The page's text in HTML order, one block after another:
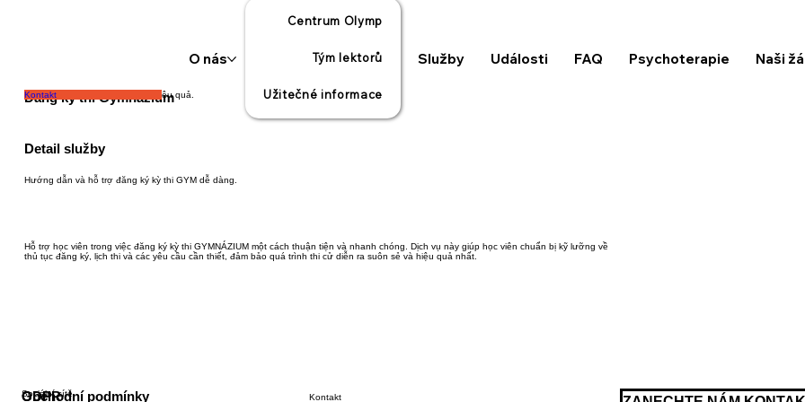
O nás
Centrum Olymp
Tým lektorů
Užitečné informace
Služby Události FAQ Psychoterapie Naši
Đăng ký thi Gymnázium
Đăng ký thi GYM thuận tiện và hiệu quả.
Kontakt
Detail služby
Hướng dẫn và hỗ trợ đăng ký kỳ thi GYM dễ dàng.
Hỗ trợ học viên trong việc đăng ký kỳ thi GYMNÁZIUM một cách thuận tiện và nhanh chóng. Dịch vụ này giúp học viên chuẩn bị kỹ lưỡng về
thủ tục đăng ký, lịch thi và các yêu cầu cần thiết, đảm bảo quá trình thi cử diễn ra suôn sẻ và hiệu quả nhất.
Sociální sítě
GDPR
Obchodní podmínky Kontakt